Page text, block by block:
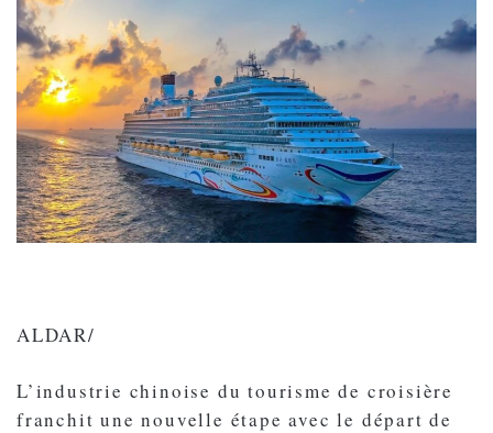
ALDAR/
L’industrie chinoise du tourisme de croisière
franchit une nouvelle étape avec le départ de